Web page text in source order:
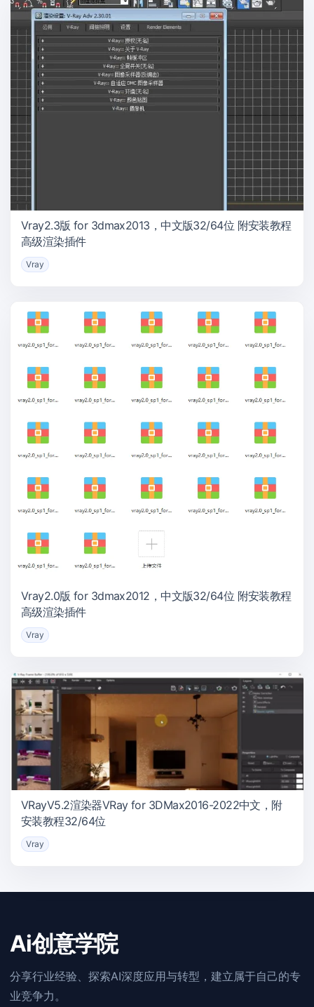
Vray2.3版 for 3dmax2013，中文版32/64位 附安装教程
高级渲染插件
Vray
Vray2.0版 for 3dmax2012，中文版32/64位 附安装教程
高级渲染插件
Vray
VRayV5.2渲染器VRay for 3DMax2016-2022中文，附
安装教程32/64位
Vray
Ai创意学院
分享行业经验、探索AI深度应用与转型，建立属于自己的专
业竞争力。